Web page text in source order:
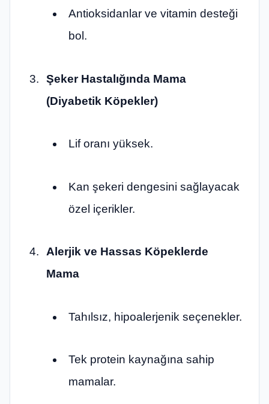
Antioksidanlar ve vitamin desteği
bol.
Şeker Hastalığında Mama
(Diyabetik Köpekler)
Lif oranı yüksek.
Kan şekeri dengesini sağlayacak
özel içerikler.
Alerjik ve Hassas Köpeklerde
Mama
Tahılsız, hipoalerjenik seçenekler.
Tek protein kaynağına sahip
mamalar.